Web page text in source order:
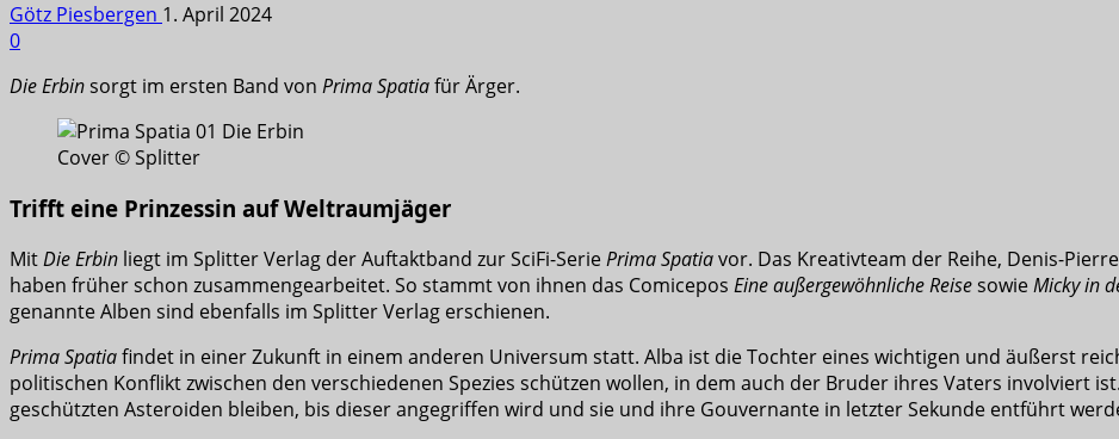
Götz Piesbergen 1. April 2024
0
Die Erbinsorgt im ersten Band von Prima Spatiafür Ärger.
Cover © Splitter
Trifft eine Prinzessin auf Weltraumjäger
MitDie Erbin liegt im Splitter Verlag der Auftaktband zur SciFi-SeriePrima Spatiavor. Das Kreativteam der Reihe, Denis-
haben früher schon zusammengearbeitet. So stammt von ihnen das Comicepos Eine außergewöhnliche ReisesowieMicky in
genannte Alben sind ebenfalls im Splitter Verlag erschienen.
Prima Spatiafindet in einer Zukunft in einem anderen Universum statt. Alba ist die Tochter eines wichtigen und äußerst
politischen Konflikt zwischen den verschiedenen Spezies schützen wollen, in dem auch der Bruder ihres Vaters involviert
geschützten Asteroiden bleiben, bis dieser angegriffen wird und sie und ihre Gouvernante in letzter Sekunde entführt